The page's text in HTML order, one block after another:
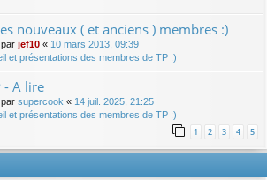
nouveaux ( et anciens ) membres :)
jef10 « 10 mars 2013, 09:39
et présentations des membres de TP :)
- A lire
supercook « 14 juil. 2025, 21:25
et présentations des membres de TP :)
1 2 3 4 5